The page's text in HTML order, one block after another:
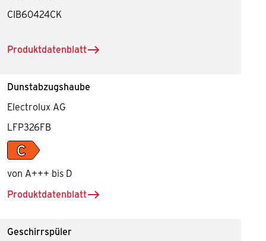
CIB60424CK
Produktdatenblatt
herunterladen für Kochfeld
Dunstabzugshaube
Electrolux AG
LFP326FB
von A+++ bis D
Produktdatenblatt
herunterladen für Dunstabzugshaube
Geschirrspüler